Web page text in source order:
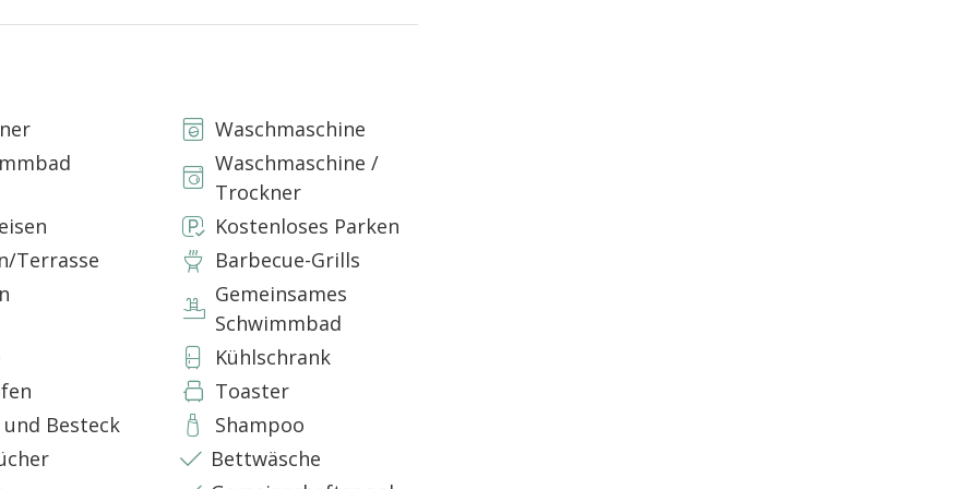
Fi
Garten mit Rasen
mit zwei großen Steintische
Woche ist im Preis inbegriffen)
Waschmaschine
Waschmaschine /
Trockner
Kostenloses Parken
Terrasse
Barbecue-Grills
Gemeinsames
Schwimmbad
Kühlschrank
Toaster
Besteck
Shampoo
Bettwäsche